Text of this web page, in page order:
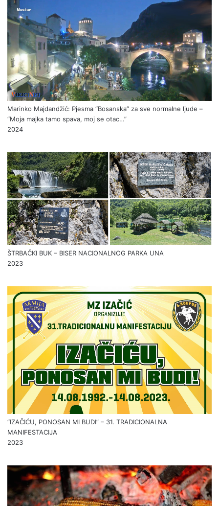
Marinko Majdandžić: Pjesma “Bosanska” za sve normalne ljude –
“Moja majka tamo spava, moj se otac…”
2024
ŠTRBAČKI BUK – BISER NACIONALNOG PARKA UNA
2023
“IZAČIĆU, PONOSAN MI BUDI” – 31. TRADICIONALNA
MANIFESTACIJA
2023